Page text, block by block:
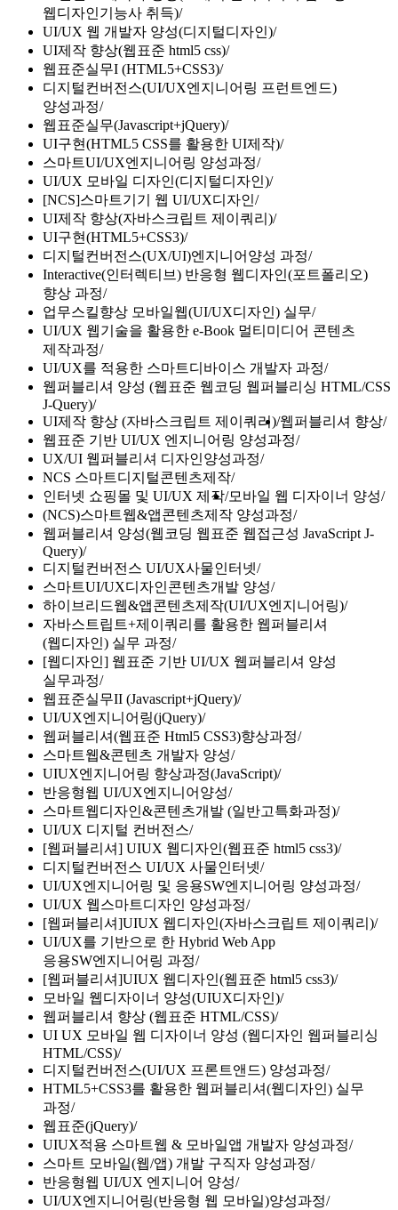
웹디자인기능사 취득)
UI/UX 웹 개발자 양성(디지털디자인)
UI제작 향상(웹표준 html5 css)
웹표준실무I (HTML5+CSS3)
디지털컨버전스(UI/UX엔지니어링 프런트엔드)
양성과정
웹표준실무(Javascript+jQuery)
UI구현(HTML5 CSS를 활용한 UI제작)
스마트UI/UX엔지니어링 양성과정
UI/UX 모바일 디자인(디지털디자인)
[NCS]스마트기기 웹 UI/UX디자인
UI제작 향상(자바스크립트 제이쿼리)
UI구현(HTML5+CSS3)
디지털컨버전스(UX/UI)엔지니어양성 과정
Interactive(인터렉티브) 반응형 웹디자인(포트폴리오)
향상 과정
업무스킬향상 모바일웹(UI/UX디자인) 실무
UI/UX 웹기술을 활용한 e-Book 멀티미디어 콘텐츠
제작과정
UI/UX를 적용한 스마트디바이스 개발자 과정
웹퍼블리셔 양성 (웹표준 웹코딩 웹퍼블리싱 HTML/CSS
J-Query)
UI제작 향상 (자바스크립트 제이쿼리) 웹퍼블리셔 향상
웹표준 기반 UI/UX 엔지니어링 양성과정
UX/UI 웹퍼블리셔 디자인양성과정
NCS 스마트디지털콘텐츠제작
인터넷 쇼핑몰 및 UI/UX 제작 모바일 웹 디자이너 양성
(NCS)스마트웹&앱콘텐츠제작 양성과정
웹퍼블리셔 양성(웹코딩 웹표준 웹접근성 JavaScript J-
Query)
디지털컨버전스 UI/UX사물인터넷
스마트UI/UX디자인콘텐츠개발 양성
하이브리드웹&앱콘텐츠제작(UI/UX엔지니어링)
자바스트립트+제이쿼리를 활용한 웹퍼블리셔
(웹디자인) 실무 과정
[웹디자인] 웹표준 기반 UI/UX 웹퍼블리셔 양성
실무과정
웹표준실무II (Javascript+jQuery)
UI/UX엔지니어링(jQuery)
웹퍼블리셔(웹표준 Html5 CSS3)향상과정
스마트웹&콘텐츠 개발자 양성
UIUX엔지니어링 향상과정(JavaScript)
반응형웹 UI/UX엔지니어양성
스마트웹디자인&콘텐츠개발 (일반고특화과정)
UI/UX 디지털 컨버전스
[웹퍼블리셔] UIUX 웹디자인(웹표준 html5 css3)
디지털컨버전스 UI/UX 사물인터넷
UI/UX엔지니어링 및 응용SW엔지니어링 양성과정
UI/UX 웹스마트디자인 양성과정
[웹퍼블리셔]UIUX 웹디자인(자바스크립트 제이쿼리)
UI/UX를 기반으로 한 Hybrid Web App
응용SW엔지니어링 과정
[웹퍼블리셔]UIUX 웹디자인(웹표준 html5 css3)
모바일 웹디자이너 양성(UIUX디자인)
웹퍼블리셔 향상 (웹표준 HTML/CSS)
UI UX 모바일 웹 디자이너 양성 (웹디자인 웹퍼블리싱
HTML/CSS)
디지털컨버전스(UI/UX 프론트앤드) 양성과정
HTML5+CSS3를 활용한 웹퍼블리셔(웹디자인) 실무
과정
웹표준(jQuery)
UIUX적용 스마트웹 & 모바일앱 개발자 양성과정
스마트 모바일(웹/앱) 개발 구직자 양성과정
반응형웹 UI/UX 엔지니어 양성
UI/UX엔지니어링(반응형 웹 모바일)양성과정